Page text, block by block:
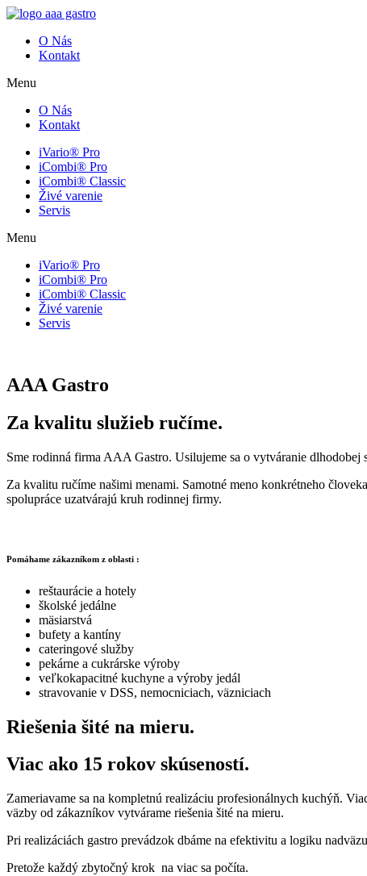
O Nás
Kontakt
Menu
O Nás
Kontakt
iVario® Pro
iCombi® Pro
iCombi® Classic
Živé varenie
Servis
Menu
iVario® Pro
iCombi® Pro
iCombi® Classic
Živé varenie
Servis
AAA Gastro
Za kvalitu služieb ručíme.
Sme rodinná firma AAA Gastro. Usilujeme sa o vytváranie dlhodobej
Za kvalitu ručíme našimi menami. Samotné meno konkrétneho
spolupráce uzatvárajú kruh rodinnej firmy.
Pomáhame zákazníkom z oblasti :
reštaurácie a hotely
školské jedálne
mäsiarstvá
bufety a kantíny
cateringové služby
pekárne a cukrárske výroby
veľkokapacitné kuchyne a výroby jedál
stravovanie v DSS, nemocniciach, väzniciach
Riešenia šité na mieru.
Viac ako 15 rokov skúseností.
Zameriavame sa na kompletnú realizáciu profesionálnych kuchýň.
väzby od zákazníkov vytvárame riešenia šité na mieru.
Pri realizáciách gastro prevádzok dbáme na efektivitu a logiku
Pretože každý zbytočný krok na viac sa počíta.